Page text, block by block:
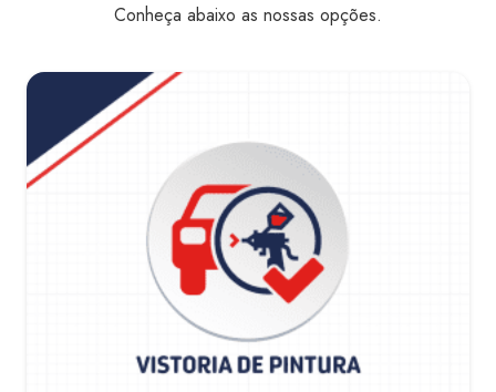
Conheça abaixo as nossas opções.